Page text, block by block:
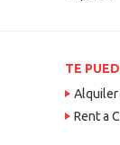
TE
Rent a